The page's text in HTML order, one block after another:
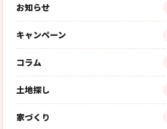
お知らせ
キャンペーン
コラム
土地探し
家づくり